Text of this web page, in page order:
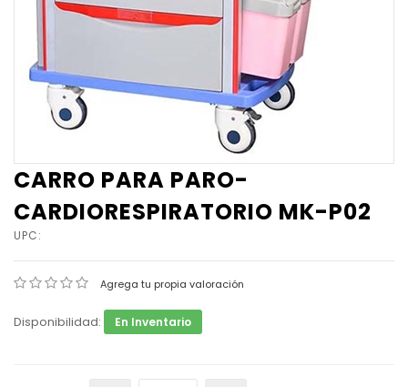
CARRO PARA PARO-
CARDIORESPIRATORIO MK-P02
UPC:
Agrega tu propia valoración
Disponibilidad: En Inventario